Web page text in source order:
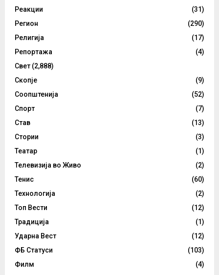
Реакции
(31)
Регион
(290)
Религија
(17)
Репортажа
(4)
Свет (2,888)
Скопје
(9)
Соопштенија
(52)
Спорт
(7)
Став
(13)
Стории
(3)
Театар
(1)
Телевизија во Живо
(2)
Тенис
(60)
Технологија
(2)
Топ Вести
(12)
Традиција
(1)
Ударна Вест
(12)
ФБ Статуси
(103)
Филм
(4)